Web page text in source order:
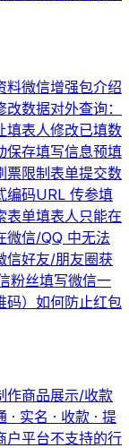
料微信增强包介绍
改数据对外查询：
填表人修改已填数
保存填写信息预填
票限制表单提交数
编码URL 传参填
表单填表人只能在
微信/QQ 中无法
信好友/朋友圈获
粉丝填写微信一
） 如何防止红包
作商品展示/收款
实名 · 收款 · 提
户平台不支持的行